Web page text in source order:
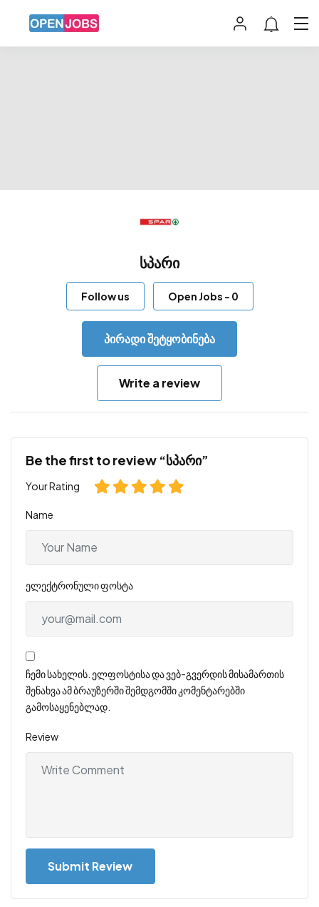
სპარი
Follow us Open Jobs - 0
პირადი შეტყობინება
Write a review
Be the first to review “სპარი”
Your Rating
Name
ელექტრონული ფოსტა
ჩემი სახელის. ელფოსტისა და ვებ-გვერდის მისამართის
შენახვა ამ ბრაუზერში შემდგომში კომენტარებში
გამოსაყენებლად.
Review